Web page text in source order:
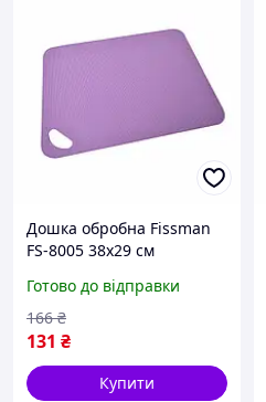
Дошка обробна Fissman
FS-8005 38х29 см
Готово до відправки
131 ₴
166 ₴
Купити